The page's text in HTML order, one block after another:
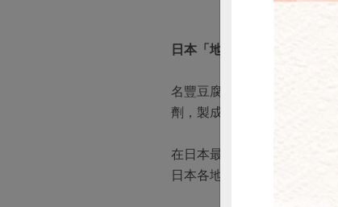
日本「地豆腐」精神，當天
名豐豆腐的技術上則師承日
劑，製成豆香濃郁新鮮供應
在日本最好吃的地豆腐，是
日本各地仍有聞名的地方豆